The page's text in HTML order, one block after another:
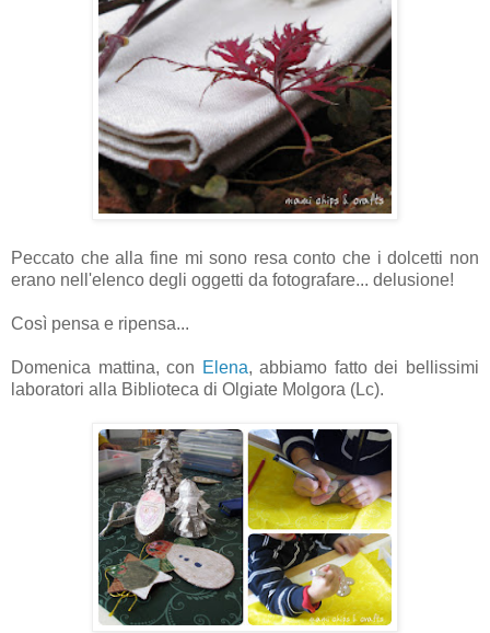
Peccato che alla fine mi sono resa conto che i dolcetti non
erano nell'elenco degli oggetti da fotografare... delusione!
Così pensa e ripensa...
Domenica mattina, con Elena, abbiamo fatto dei bellissimi
laboratori alla Biblioteca di Olgiate Molgora (Lc).